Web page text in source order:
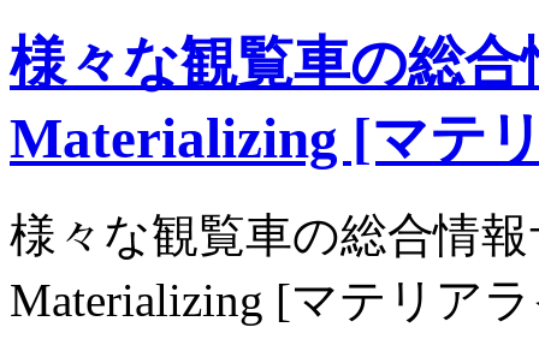
様々な観覧車の総
Materializing [マテ
様々な観覧車の総合情
Materializing [マテリア